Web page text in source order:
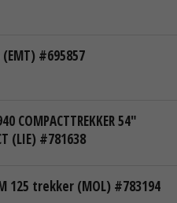
#695857
COMPACTTREKKER 54"
(LIE) #781638
125 trekker (MOL) #783194